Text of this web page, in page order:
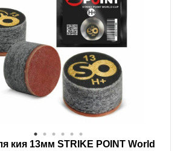
кия 13мм STRIKE POINT World